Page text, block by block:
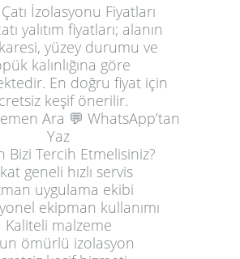
İzolasyonu Fiyatları
yalıtım fiyatları; alanın
yüzey durumu ve
kalınlığına göre
En doğru fiyat için
keşif önerilir.
Ara 💬 WhatsApp’tan
Yaz
Bizi Tercih Etmelisiniz?
geneli hızlı servis
uygulama ekibi
ekipman kullanımı
Kaliteli malzeme
ömürlü izolasyon